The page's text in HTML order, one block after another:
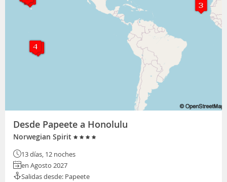
Desde Papeete a Honolulu
Norwegian Spirit
13 días, 12 noches
en Agosto 2027
Salidas desde: Papeete